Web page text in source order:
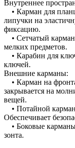
Внутреннее
• Карман для
липучки на
фиксацию.
• Сетчатый
мелких предметов.
• Карабин для
ключей.
Внешние карманы:
• Карман на
закрывается на
вещей.
• Потайной
Обеспечивает
• Боковые
зонта.